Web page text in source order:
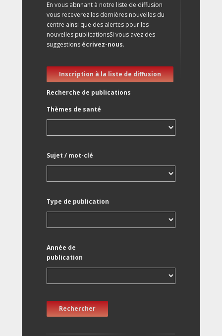
En vous abnnant à notre liste de diffusion
vous receverez les dernières nouvelles du
centre ainsi que des alertes pour les
nouvelles publicationsSi vous avez des
suggestions écrivez-nous.
Inscription à la liste de diffusion
Recherche de publications
Thèmes de santé
Sujet / mot-clé
Type de publication
Année de
publication
Rechercher